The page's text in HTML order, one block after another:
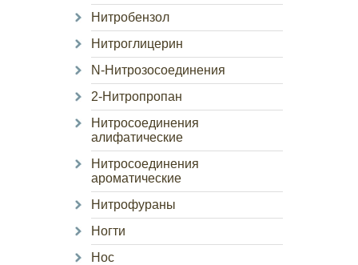
Нитробензол
Нитроглицерин
N-Нитрозосоединения
2-Нитропропан
Нитросоединения
алифатические
Нитросоединения
ароматические
Нитрофураны
Ногти
Нос